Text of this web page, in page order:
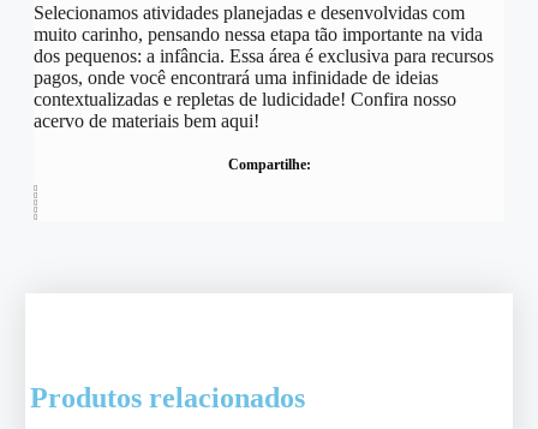
Selecionamos atividades planejadas e desenvolvidas com
muito carinho, pensando nessa etapa tão importante na vida
dos pequenos: a infância. Essa área é exclusiva para recursos
pagos, onde você encontrará uma infinidade de ideias
contextualizadas e repletas de ludicidade! Confira nosso
acervo de materiais bem aqui!
Compartilhe:
Produtos relacionados